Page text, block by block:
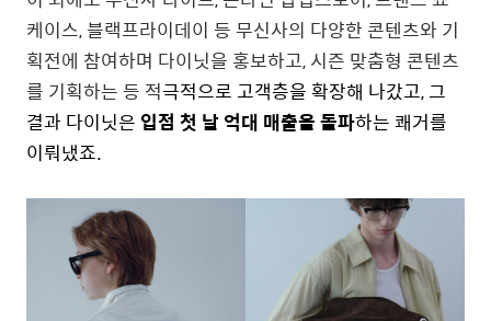
케이스, 블랙프라이데이 등 무신사의 다양한 콘텐츠와 기
획전에 참여하며 다이닛을 홍보하고, 시즌 맞춤형 콘텐츠
를 기획하는 등 적극적으로 고객층을 확장해 나갔고, 그
결과 다이닛은 입점 첫 날 억대 매출을 돌파하는 쾌거를
이뤄냈죠.